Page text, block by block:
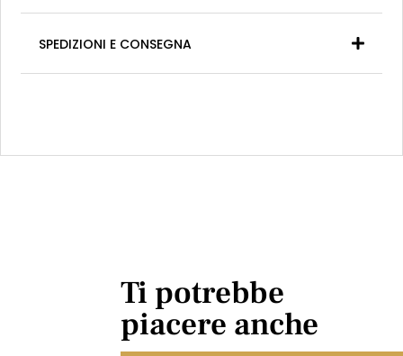
SPEDIZIONI E CONSEGNA
Ti potrebbe
piacere anche